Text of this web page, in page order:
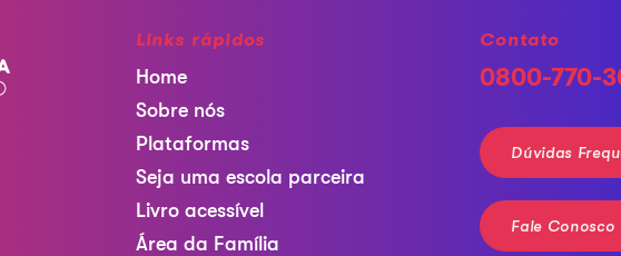
Links rápidos
Home
Sobre nós
Plataformas
Seja uma escola parceira
Livro acessível
Área da Família
Contato
0800-770-
Dúvidas
Fale Conosco